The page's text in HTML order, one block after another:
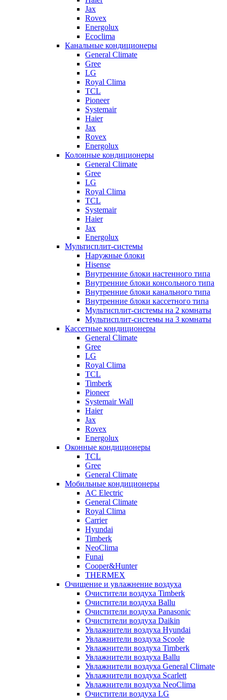
Jax
Rovex
Energolux
Ecoclima
Канальные кондиционеры
General Climate
Gree
LG
Royal Clima
TCL
Pioneer
Systemair
Haier
Jax
Rovex
Energolux
Колонные кондиционеры
General Climate
Gree
LG
Royal Clima
TCL
Systemair
Haier
Jax
Energolux
Мультисплит-системы
Наружные блоки
Hisense
Внутренние блоки настенного типа
Внутренние блоки консольного типа
Внутренние блоки канального типа
Внутренние блоки кассетного типа
Мультисплит-системы на 2 комнаты
Мультисплит-системы на 3 комнаты
Кассетные кондиционеры
General Climate
Gree
LG
Royal Clima
TCL
Timberk
Pioneer
Systemair Wall
Haier
Jax
Rovex
Energolux
Оконные кондиционеры
TCL
Gree
General Climate
Мобильные кондиционеры
AC Electric
General Climate
Royal Clima
Carrier
Hyundai
Timberk
NeoClima
Funai
Cooper&Hunter
THERMEX
Очищение и увлажнение воздуха
Очистители воздуха Timberk
Очистители воздуха Ballu
Очистители воздуха Panasonic
Очистители воздуха Daikin
Увлажнители воздуха Hyundai
Увлажнители воздуха Scoole
Увлажнители воздуха Timberk
Увлажнители воздуха Ballu
Увлажнители воздуха General Climate
Увлажнители воздуха Scarlett
Увлажнители воздуха NeoClima
Очистители воздуха LG